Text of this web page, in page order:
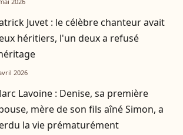
Juvet : le célèbre chanteur avait
héritiers, l'un deux a refusé
2026
Lavoine : Denise, sa première
mère de son fils aîné Simon, a
la vie prématurément